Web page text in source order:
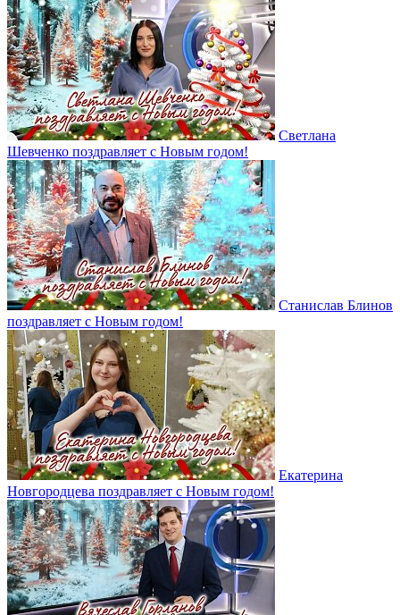
Светлана
Шевченко поздравляет с Новым годом!
Станислав Блинов
поздравляет с Новым годом!
Екатерина
Новгородцева поздравляет с Новым годом!